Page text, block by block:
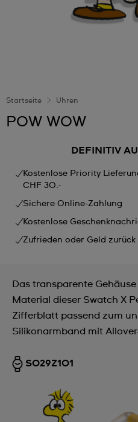
Startseite Uhren
POW WOW
DEFINITIV
Kostenlose Priority
CHF 30.-
Sichere Online-Zahlung
Kostenlose
Zufrieden oder Geld zurück
Das transparente
Material dieser Swatch X
Zifferblatt passend zum
Silikonarmband mit
SO29Z101